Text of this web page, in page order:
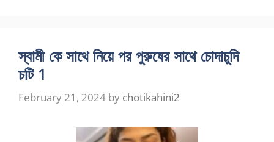
স্বামী কে সাথে নিয়ে পর পুরুষের সাথে চোদাচুদি
চটি 1
February 21, 2024 by chotikahini2